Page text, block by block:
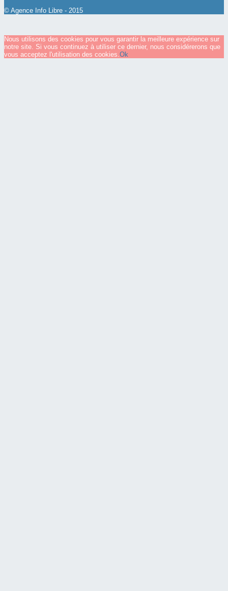
© Agence Info Libre - 2015
Nous utilisons des cookies pour vous garantir la meilleure expérience sur
notre site. Si vous continuez à utiliser ce dernier, nous considérerons que
vous acceptez l'utilisation des cookies.Ok